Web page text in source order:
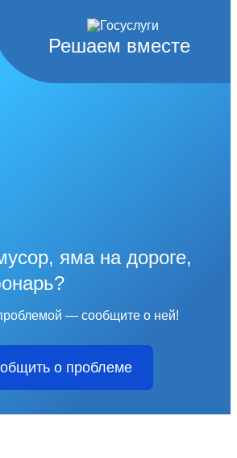
Решаем вместе
яма на дороге,
— сообщите о ней!
о проблеме